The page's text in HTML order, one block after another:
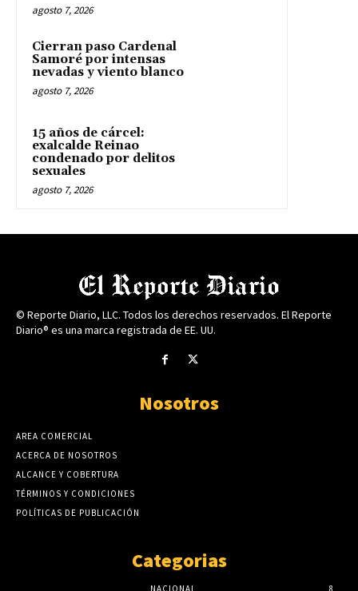
agosto 7, 2026
Cierran paso Cardenal
Samoré por intensas
nevadas y viento blanco
agosto 7, 2026
15 años de cárcel:
exalcalde Reinao
condenado por delitos
sexuales
agosto 7, 2026
© Reporte Diario, LLC. Todos los derechos reservados. El Reporte
Diario® es una marca registrada de EE. UU.
Nosotros
AREA COMERCIAL
ACERCA DE NOSOTROS
ALCANCE Y COBERTURA
TÉRMINOS Y CONDICIONES
POLÍTICAS DE PUBLICACIÓN
Categorias
NACIONAL 8